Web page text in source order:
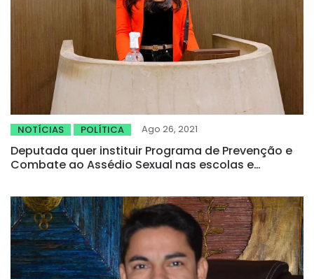
NOTÍCIAS POLÍTICA Ago 26, 2021
Deputada quer instituir Programa de Prevenção e
Combate ao Assédio Sexual nas escolas e